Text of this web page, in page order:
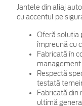
Jantele din aliaj
cu accentul pe
Oferă soluția
împreună cu
Fabricată în
management
Respectă
testată
Fabricată din
ultimă